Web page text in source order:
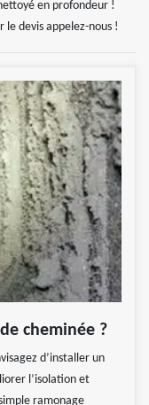
en profondeur !
le devis appelez-nous !
cheminée ?
d’installer un
l’isolation et
ramonage